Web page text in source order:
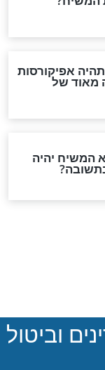
מילואים
ועם הרבה
התגלה